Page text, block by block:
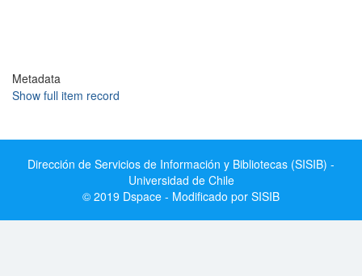
Metadata
Show full item record
Dirección de Servicios de Información y Bibliotecas (SISIB) -
Universidad de Chile
© 2019 Dspace - Modificado por SISIB